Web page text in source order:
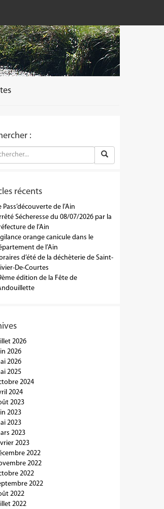
:
récents
Pass’découverte de l’Ain
Sécheresse du 08/07/2026 par la
de l’Ain
orange canicule dans le
de l’Ain
d’été de la déchèterie de Saint-
De-Courtes
édition de la Fête de
2026
2026
2026
2025
2024
2024
2023
2023
2023
2023
2023
2022
2022
2022
2022
2022
2022